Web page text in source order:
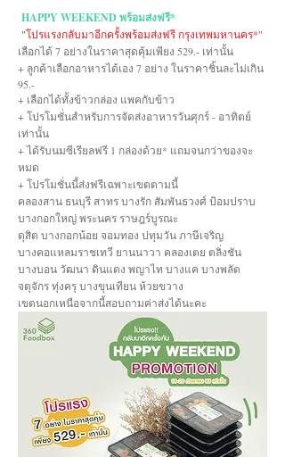
HAPPY WEEKEND พร้อมส่งฟรี*
"โปรแรงกลับมาอีกครั้งพร้อมส่งฟรี กรุงเทพมหานคร*"
เลือกได้ 7 อย่างในราคาสุดคุ้มเพียง 529.- เท่านั้น
+ ลูกค้าเลือกอาหารได้เอง 7 อย่าง ในราคาชิ้นละไม่เกิน
95.-
+ เลือกได้ทั้งข้าวกล่อง แพคกับข้าว
+ โปรโมชั่นสำหรับการจัดส่งอาหารวันศุกร์ - อาทิตย์
เท่านั้น
+ ได้รับนมซีเรียลฟรี 1 กล่องด้วย* แถมจนกว่าของจะ
หมด
+ โปรโมชั่นนี้ส่งฟรีเฉพาะเขตตามนี้
คลองสาน ธนบุรี สาทร บางรัก สัมพันธวงศ์ ป้อมปราบ
บางกอกใหญ่ พระนคร ราษฎร์บูรณะ
ดุสิต บางกอกน้อย จอมทอง ปทุมวัน ภาษีเจริญ
บางคอแหลมราชเทวี ยานนาวา คลองเตย ตลิ่งชัน
บางบอน วัฒนา ดินแดง พญาไท บางแค บางพลัด
จตุจักร ทุ่งครุ บางขุนเทียน ห้วยขวาง
เขตนอกเหนือจากนี้สอบถามค่าส่งได้นะคะ